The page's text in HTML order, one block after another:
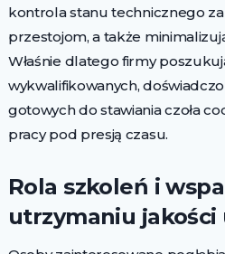
kontrola stanu technicznego
przestojom, a także
Właśnie dlatego firmy
wykwalifikowanych,
gotowych do stawiania czoła
pracy pod presją czasu.
Rola szkoleń i
utrzymaniu jakości